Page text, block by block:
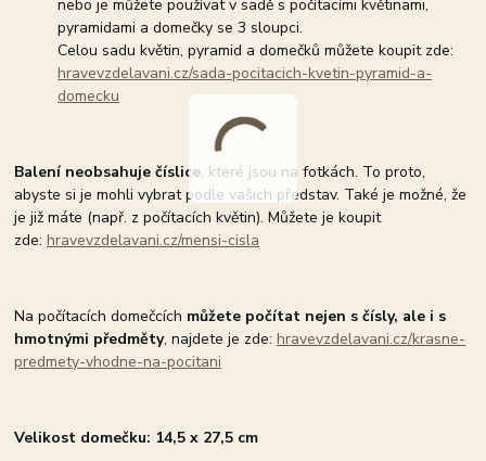
nebo je můžete používat v sadě s počítacími květinami,
pyramidami a domečky se 3 sloupci.
Celou sadu květin, pyramid a domečků můžete koupit zde:
hravevzdelavani.cz/sada-pocitacich-kvetin-pyramid-a-
domecku
Balení neobsahuje číslice, které jsou na fotkách. To proto,
abyste si je mohli vybrat podle vašich představ. Také je možné, že
je již máte (např. z počítacích květin). Můžete je koupit
zde:hravevzdelavani.cz/mensi-cisla
Na počítacích domečcích můžete počítat nejen s čísly, ale i s
hmotnými předměty, najdete je zde:hravevzdelavani.cz/krasne-
predmety-vhodne-na-pocitani
Velikost domečku: 14,5 x 27,5 cm